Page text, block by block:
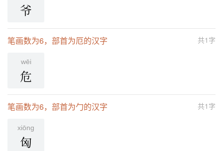
爷
共1字
笔画数为6，部首为厄的汉字
wēi
危
共1字
笔画数为6，部首为勹的汉字
xiōnɡ
匈